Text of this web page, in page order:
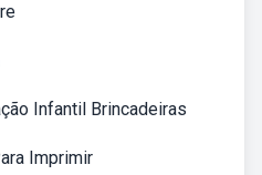
Infantil Brincadeiras
Imprimir